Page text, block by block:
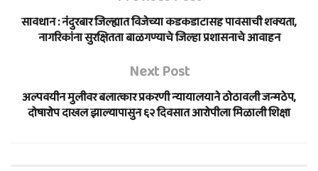
सावधान : नंदुरबार जिल्ह्यात विजेच्या कडकडाटासह पावसाची शक्यता,
नागरिकांना सुरक्षितता बाळगण्याचे जिल्हा प्रशासनाचे आवाहन
Next Post
अल्पवयीन मुलीवर बलात्कार प्रकरणी न्यायालयाने ठोठावली जन्मठेप,
दोषारोप दाखल झाल्यापासुन ६२ दिवसात आरोपीला मिळाली शिक्षा